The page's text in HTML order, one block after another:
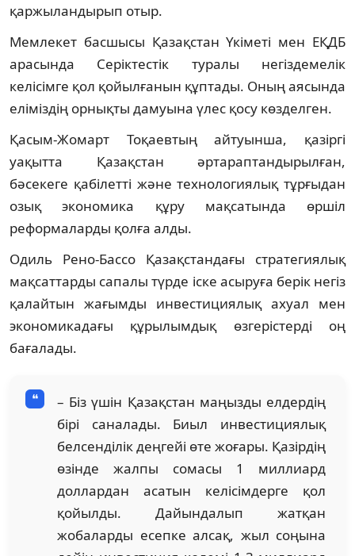
қаржыландырып отыр.
Мемлекет басшысы Қазақстан Үкіметі мен ЕҚДБ
арасында Серіктестік туралы негіздемелік
келісімге қол қойылғанын құптады. Оның аясында
еліміздің орнықты дамуына үлес қосу көзделген.
Қасым-Жомарт Тоқаевтың айтуынша, қазіргі
уақытта Қазақстан әртараптандырылған,
бәсекеге қабілетті және технологиялық тұрғыдан
озық экономика құру мақсатында өршіл
реформаларды қолға алды.
Одиль Рено-Бассо Қазақстандағы стратегиялық
мақсаттарды сапалы түрде іске асыруға берік негіз
қалайтын жағымды инвестициялық ахуал мен
экономикадағы құрылымдық өзгерістерді оң
бағалады.
– Біз үшін Қазақстан маңызды елдердің
бірі саналады. Биыл инвестициялық
белсенділік деңгейі өте жоғары. Қазірдің
өзінде жалпы сомасы 1 миллиард
доллардан асатын келісімдерге қол
қойылды. Дайындалып жатқан
жобаларды есепке алсақ, жыл соңына